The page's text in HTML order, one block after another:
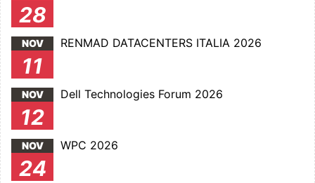
28
NOV
11
RENMAD DATACENTERS ITALIA 2026
NOV
12
Dell Technologies Forum 2026
NOV
24
WPC 2026